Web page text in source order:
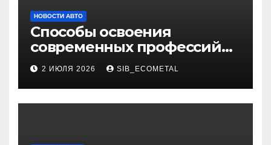
НОВОСТИ АВТО
Способы освоения
современных профессий
через онлайн-курсы
2 ИЮЛЯ 2026 SIB_ECOMETAL